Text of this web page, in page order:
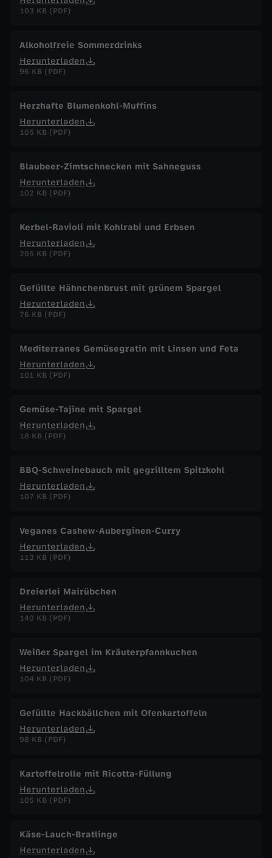
103 KB (PDF)
Alkoholfreie Sommerdrinks
Herunterladen
96 KB (PDF)
Herzhafte Blumenkohl-Muffins
Herunterladen
105 KB (PDF)
Blaubeer-Zimtschnecken mit Sahneguss
Herunterladen
102 KB (PDF)
Kerbel-Ravioli mit Kohlrabi und Erbsen
Herunterladen
205 KB (PDF)
Gefüllte Hähnchenbrust mit grünem Spargel
Herunterladen
76 KB (PDF)
Mediterranes Gemüsegratin mit Linsen und Feta
Herunterladen
101 KB (PDF)
Gemüse-Tajine mit Spargel
Herunterladen
18 KB (PDF)
BBQ-Schweinebauch mit gegrilltem Spitzkohl
Herunterladen
107 KB (PDF)
Veganes Cashew-Auberginen-Curry
Herunterladen
113 KB (PDF)
Dreierlei Mairübchen
Herunterladen
140 KB (PDF)
Weißer Spargel im Kräuterpfannkuchen
Herunterladen
104 KB (PDF)
Gefüllte Hackbällchen mit Ofenkartoffeln
Herunterladen
98 KB (PDF)
Kartoffelrolle mit Ricotta-Füllung
Herunterladen
105 KB (PDF)
Käse-Lauch-Bratlinge
Herunterladen